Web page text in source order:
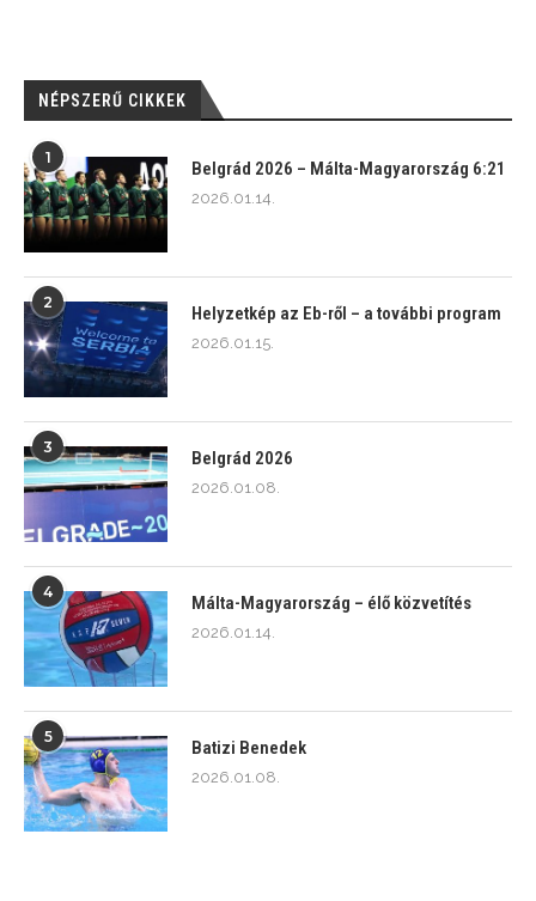
NÉPSZERŰ CIKKEK
1
Belgrád 2026 – Málta-Magyarország 6:21
2026.01.14.
2
Helyzetkép az Eb-ről – a további program
2026.01.15.
3
Belgrád 2026
2026.01.08.
4
Málta-Magyarország – élő közvetítés
2026.01.14.
5
Batizi Benedek
2026.01.08.